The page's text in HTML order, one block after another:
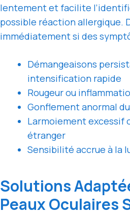
lentement et facilite
possible réaction allergique.
immédiatement si des
Démangeaisons
intensification rapide
Rougeur ou
Gonflement anormal
Larmoiement excessif
étranger
Sensibilité accrue à la
Solutions
Peaux Oculaires